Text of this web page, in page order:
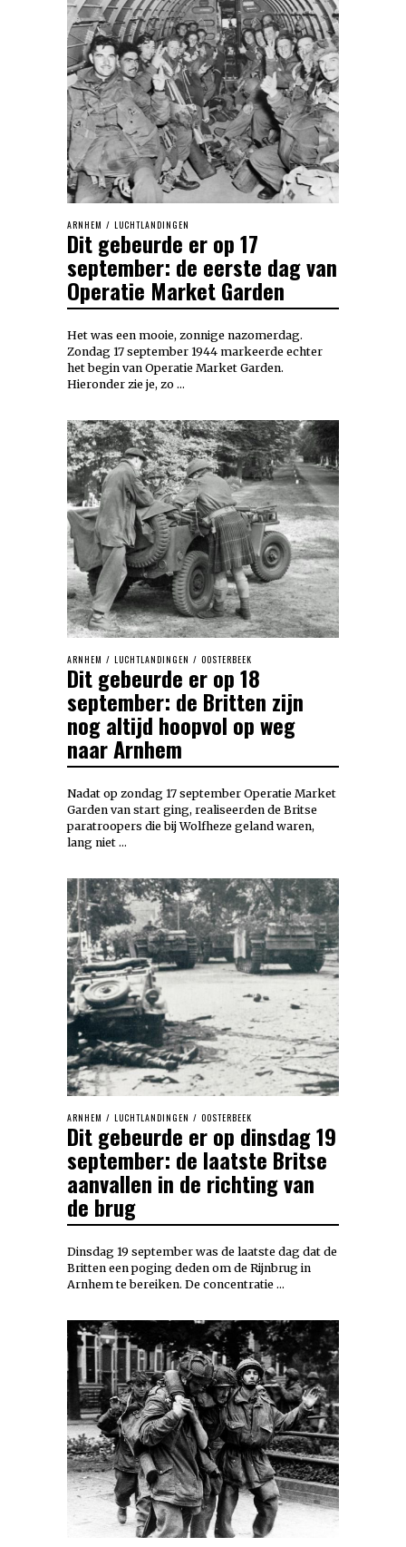
ARNHEM / LUCHTLANDINGEN
Dit gebeurde er op 17
september: de eerste dag van
Operatie Market Garden
Het was een mooie, zonnige nazomerdag.
Zondag 17 september 1944 markeerde echter
het begin van Operatie Market Garden.
Hieronder zie je, zo …
ARNHEM / LUCHTLANDINGEN / OOSTERBEEK
Dit gebeurde er op 18
september: de Britten zijn
nog altijd hoopvol op weg
naar Arnhem
Nadat op zondag 17 september Operatie Market
Garden van start ging, realiseerden de Britse
paratroopers die bij Wolfheze geland waren,
lang niet …
ARNHEM / LUCHTLANDINGEN / OOSTERBEEK
Dit gebeurde er op dinsdag 19
september: de laatste Britse
aanvallen in de richting van
de brug
Dinsdag 19 september was de laatste dag dat de
Britten een poging deden om de Rijnbrug in
Arnhem te bereiken. De concentratie …